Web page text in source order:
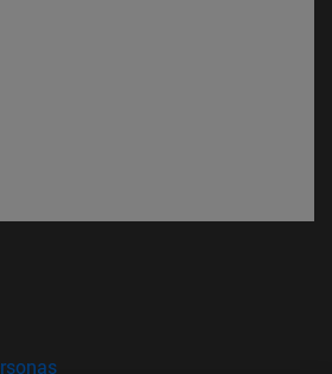
nueva ventana)
(abre en nueva ventana)